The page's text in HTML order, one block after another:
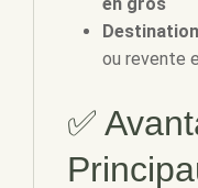
Destination
ou revente
✅